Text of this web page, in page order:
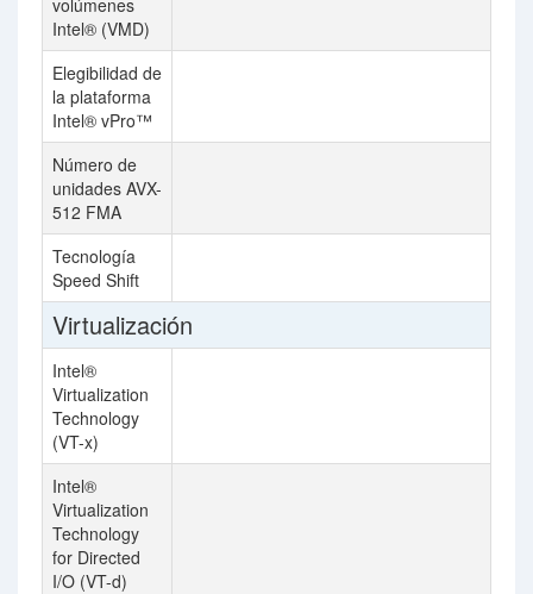
volúmenes
Intel® (VMD)
Elegibilidad de
la plataforma
Intel® vPro™
Número de
unidades AVX-
512 FMA
Tecnología
Speed Shift
Virtualización
Intel®
Virtualization
Technology
(VT-x)
Intel®
Virtualization
Technology
for Directed
I/O (VT-d)